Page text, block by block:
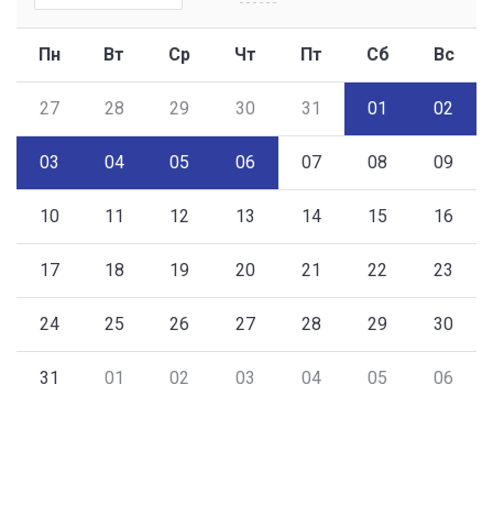
Пн Вт Ср Чт Пт Сб Вс
27 28 29 30 31 01 02
03 04 05 06 07 08 09
10 11 12 13 14 15 16
17 18 19 20 21 22 23
24 25 26 27 28 29 30
31 01 02 03 04 05 06